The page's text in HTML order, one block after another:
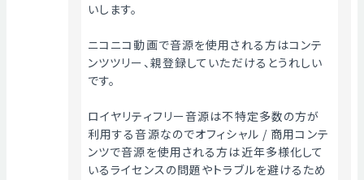
いします。
ニコニコ動画で音源を使用される方はコンテ
ンツツリー、親登録していただけるとうれしい
です。
ロイヤリティフリー音源は不特定多数の方が
利用する音源なのでオフィシャル / 商用コンテ
ンツで音源を使用される方は近年多様化して
いるライセンスの問題やトラブルを避けるため